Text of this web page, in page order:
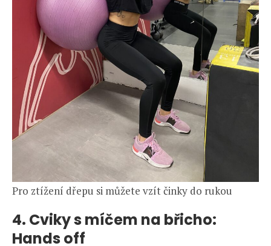
Pro ztížení dřepu si můžete vzít činky do rukou
4. Cviky s míčem na břicho:
Hands off